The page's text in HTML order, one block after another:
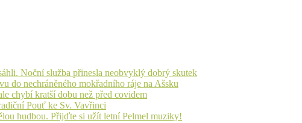
Noční služba přinesla neobvyklý dobrý skutek
do nechráněného mokřadního ráje na Ašsku
chybí kratší dobu než před covidem
Pouť ke Sv. Vavřinci
hudbou. Přijďte si užít letní Pelmel muziky!